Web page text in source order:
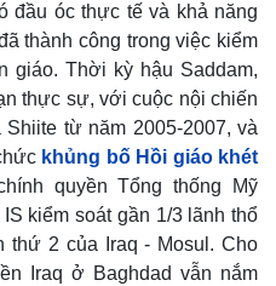
đầu óc thực tế và khả năng
thành công trong việc kiểm
giáo. Thời kỳ hậu Saddam,
thực sự, với cuộc nội chiến
từ năm 2005-2007, và
khủng bố Hồi giáo khét
quyền Tổng thống Mỹ
kiểm soát gần 1/3 lãnh thổ
thứ 2 của Iraq - Mosul. Cho
Iraq ở Baghdad vẫn nắm